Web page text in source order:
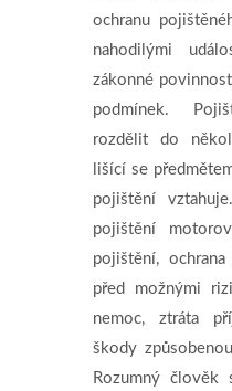
ochranu
nahodilými
zákonné
podmínek.
rozdělit do
lišící se
pojištění
pojištění
pojištění,
před možnými
nemoc, ztráta
škody
Rozumný člověk